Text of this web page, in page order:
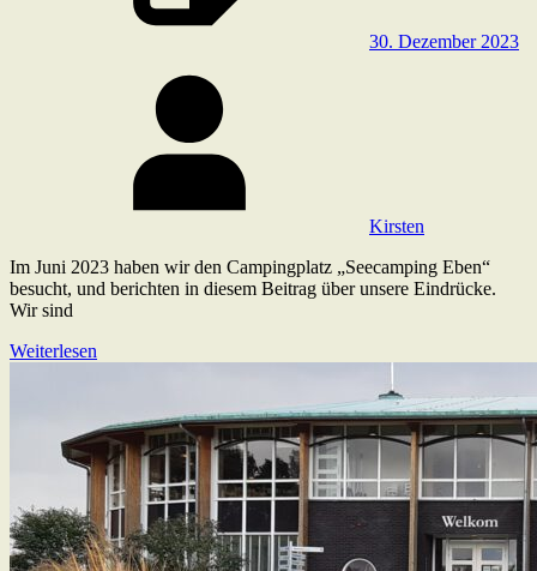
30. Dezember 2023
Kirsten
Im Juni 2023 haben wir den Campingplatz „Seecamping Eben“
besucht, und berichten in diesem Beitrag über unsere Eindrücke.
Wir sind
Weiterlesen